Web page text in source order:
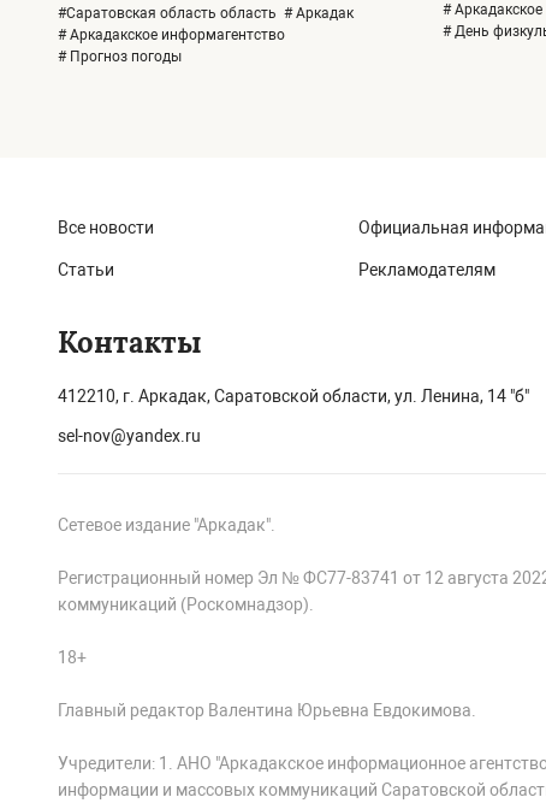
#Саратовская область область # Аркадак
# Аркадакское информагентство
# Прогноз погоды
#
# День
Все новости
Статьи
Официальная
Рекламодателям
Контакты
412210, г. Аркадак, Саратовской области, ул. Ленина, 14 "б"
sel-nov@yandex.ru
Сетевое издание "Аркадак".
Регистрационный номер Эл № ФС77-83741 от 12 августа
коммуникаций (Роскомнадзор).
18+
Главный редактор Валентина Юрьевна Евдокимова.
Учредители: 1. АНО "Аркадакское информационное
информации и массовых коммуникаций Саратовской